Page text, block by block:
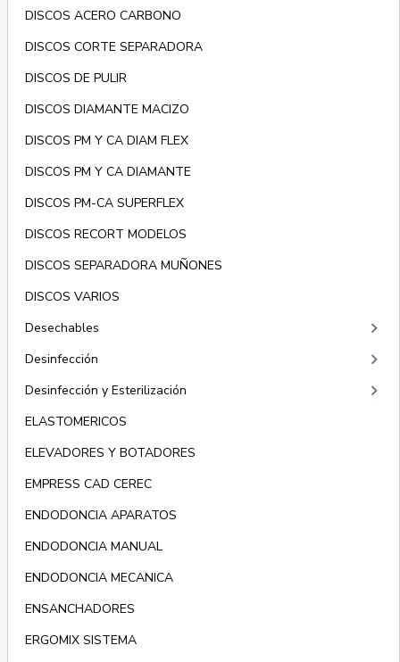
DISCOS ACERO CARBONO
DISCOS CORTE SEPARADORA
DISCOS DE PULIR
DISCOS DIAMANTE MACIZO
DISCOS PM Y CA DIAM FLEX
DISCOS PM Y CA DIAMANTE
DISCOS PM-CA SUPERFLEX
DISCOS RECORT MODELOS
DISCOS SEPARADORA MUÑONES
DISCOS VARIOS
Desechables
keyboard_arrow_right
Desinfección keyboard_arrow_right
Desinfección y Esterilización keyboard_arrow_right
ELASTOMERICOS
ELEVADORES Y BOTADORES
EMPRESS CAD CEREC
ENDODONCIA APARATOS
ENDODONCIA MANUAL
ENDODONCIA MECANICA
ENSANCHADORES
ERGOMIX SISTEMA